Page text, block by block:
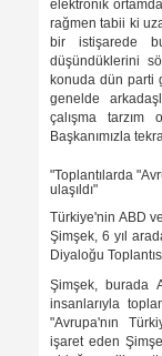
elektronik
rağmen tabii ki
bir istişarede
düşündüklerini
konuda dün parti
genelde
çalışma tarzım
Başkanımızla
"Toplantılarda
ulaşıldı"
Türkiye'nin ABD
Şimşek, 6 yıl
Diyaloğu
Şimşek, burada
insanlarıyla
"Avrupa'nın
işaret eden